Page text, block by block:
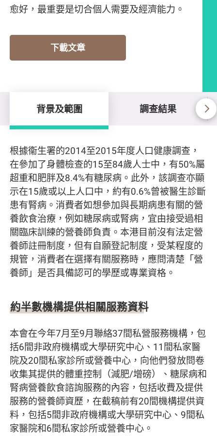
愈好，最重要是切合個人需要及經濟能力。
下載文章
背景及範圍 調查結果
背景及範圍
根據衞生署的2014至2015年度人口健康調查，
在參加了身體檢查的15至84歲人士中，有50%屬
超重和肥胖及8.4%有糖尿病。此外，該調查亦顯
示在15歲或以上人口中，約有0.6%曾被醫生診斷
患有腎病。消費者如想參加與長期病患有關的營
養飲食治療，例如糖尿病或腎病，宜由接受過相
關臨床訓練的營養師負責。本港目前沒有法定營
養師註冊制度，但有自願登記制度，受某程度的
規管，消費者在選擇有關服務時，應問清楚「營
養師」是否具備認可的學歷或專業資格。
約半數機構提供相關服務資料
本會在今年7月至9月聯絡37間私營服務機構，包
括6間非政府機構或大學研究中心、11間私家醫
院及20間私家診所或營養中心，向他們發放問卷
收集其提供的體重控制（減肥/增磅）、糖尿病和
腎病營養飲食諮詢服務的內容，包括收費及提供
服務的營養師資歷，在截稿前有20間機構提供資
料，包括5間非政府機構或大學研究中心、9間私
家醫院和6間私家診所或營養中心。